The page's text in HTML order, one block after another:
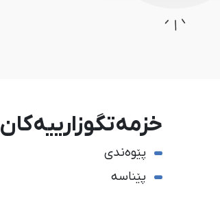
خزمەتگوزارییەکان
پێوەندی
پێناسە